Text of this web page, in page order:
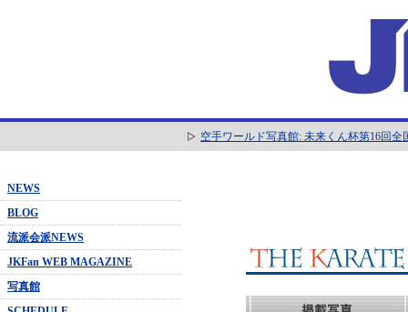
空手ワールド写真館: 未来くん杯第16回
NEWS
BLOG
流派会派NEWS
JKFan WEB MAGAZINE
写真館